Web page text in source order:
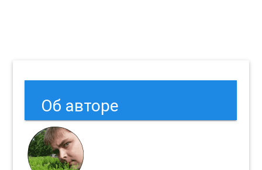
Об авторе